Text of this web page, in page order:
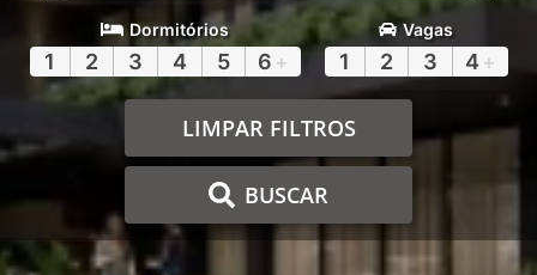
Dormitórios
1 2 3 4 5 6 +
Vagas
1 2 3 4 +
LIMPAR FILTROS
BUSCAR